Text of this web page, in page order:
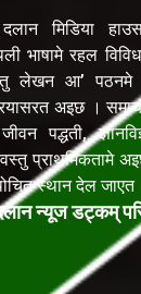
मिडिया
भाषामे रहल
लेखन आ’ पठनमे
अइछ ।
पद्धती,
प्राथमिकतामे
स्थान देल जाएत
न्यूज डट्कम्